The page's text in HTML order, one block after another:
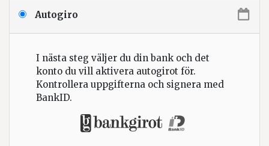
Autogiro
I nästa steg väljer du din bank och det
konto du vill aktivera autogirot för.
Kontrollera uppgifterna och signera med
BankID.